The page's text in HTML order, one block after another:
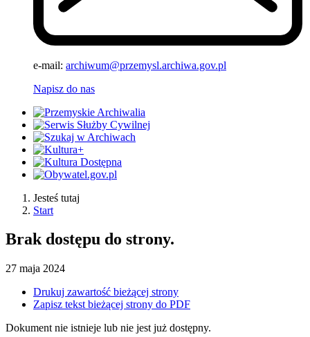
e-mail: archiwum@przemysl.archiwa.gov.pl
Napisz do nas
Jesteś tutaj
Start
Brak dostępu do strony.
27 maja 2024
Drukuj zawartość bieżącej strony
Zapisz tekst bieżącej strony do PDF
Dokument nie istnieje lub nie jest już dostępny.